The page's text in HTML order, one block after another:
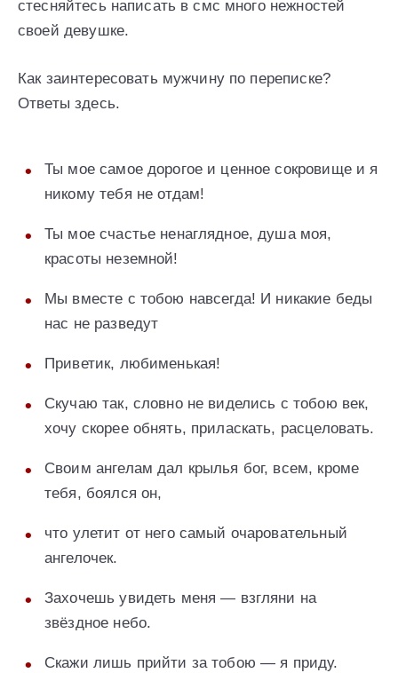
стесняйтесь написать в смс много нежностей
своей девушке.
Как заинтересовать мужчину по переписке?
Ответы здесь.
Ты мое самое дорогое и ценное сокровище и я
никому тебя не отдам!
Ты мое счастье ненаглядное, душа моя,
красоты неземной!
Мы вместе с тобою навсегда! И никакие беды
нас не разведут
Приветик, любименькая!
Скучаю так, словно не виделись с тобою век,
хочу скорее обнять, приласкать, расцеловать.
Своим ангелам дал крылья бог, всем, кроме
тебя, боялся он,
что улетит от него самый очаровательный
ангелочек.
Захочешь увидеть меня — взгляни на
звёздное небо.
Скажи лишь прийти за тобою — я приду.